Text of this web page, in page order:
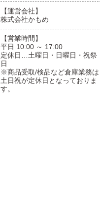
【運営会社】
株式会社かもめ
【営業時間】
平日 10:00 ～ 17:00
定休日…土曜日・日曜日・祝祭
日
※商品受取/検品など倉庫業務は
土日祝が定休日となっておりま
す。